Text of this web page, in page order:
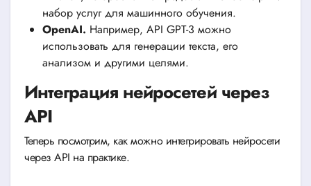
набор услуг для машинного обучения.
OpenAI. Например, API GPT-3 можно
использовать для генерации текста, его
анализом и другими целями.
Интеграция нейросетей через
API
Теперь посмотрим, как можно интегрировать нейросети
через API на практике.